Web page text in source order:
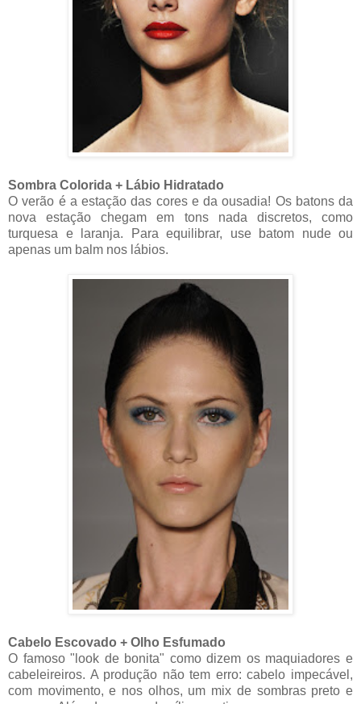
Sombra Colorida + Lábio Hidratado
O verão é a estação das cores e da ousadia! Os batons da
nova estação chegam em tons nada discretos, como
turquesa e laranja. Para equilibrar, use batom nude ou
apenas um balm nos lábios.
Cabelo Escovado + Olho Esfumado
O famoso "look de bonita" como dizem os maquiadores e
cabeleireiros. A produção não tem erro: cabelo impecável,
com movimento, e nos olhos, um mix de sombras preto e